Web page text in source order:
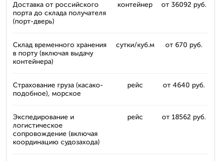
Доставка от российского
порта до склада получателя
(порт-дверь)
контейнер от 36092 руб.
Склад временного хранения
в порту (включая выдачу
контейнера)
сутки/куб.м от 670 руб.
Страхование груза (касако-
подобное), морское
рейс от 4640 руб.
Экспедирование и
логистическое
сопровождение (включая
координацию судозахода)
рейс от 18562 руб.